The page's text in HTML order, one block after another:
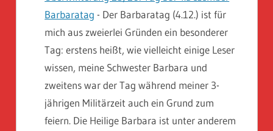
Barbaratag - Der Barbaratag (4.12.) ist für
mich aus zweierlei Gründen ein besonderer
Tag: erstens heißt, wie vielleicht einige Leser
wissen, meine Schwester Barbara und
zweitens war der Tag während meiner 3-
jährigen Militärzeit auch ein Grund zum
feiern. Die Heilige Barbara ist unter anderem